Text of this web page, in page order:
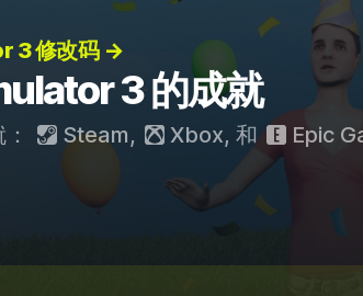
3 修改码 →
3 的成就
Steam, Xbox, 和 Epic